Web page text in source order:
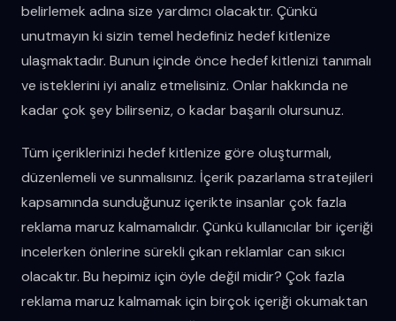
belirlemek adına size yardımcı olacaktır. Çünkü
unutmayın ki sizin temel hedefiniz hedef kitlenize
ulaşmaktadır. Bunun içinde önce hedef kitlenizi tanımalı
ve isteklerini iyi analiz etmelisiniz. Onlar hakkında ne
kadar çok şey bilirseniz, o kadar başarılı olursunuz.
Tüm içeriklerinizi hedef kitlenize göre oluşturmalı,
düzenlemeli ve sunmalısınız. İçerik pazarlama stratejileri
kapsamında sunduğunuz içerikte insanlar çok fazla
reklama maruz kalmamalıdır. Çünkü kullanıcılar bir içeriği
incelerken önlerine sürekli çıkan reklamlar can sıkıcı
olacaktır. Bu hepimiz için öyle değil midir? Çok fazla
reklama maruz kalmamak için birçok içeriği okumaktan